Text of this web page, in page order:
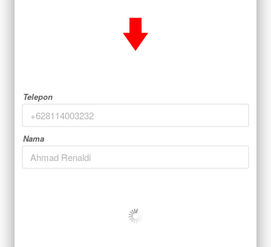
Telepon
Nama